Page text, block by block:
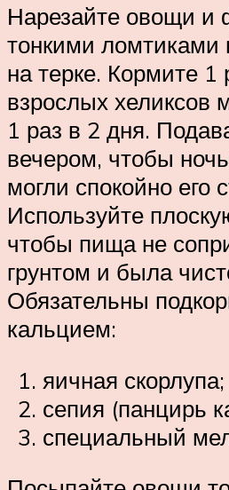
Нарезайте овощи и
тонкими ломтиками
на терке. Кормите 1
взрослых хеликсов
1 раз в 2 дня.
вечером, чтобы
могли спокойно его
Используйте
чтобы пища не
грунтом и была
Обязательны
кальцием:
яичная скорлупа;
сепия (панцирь
специальный